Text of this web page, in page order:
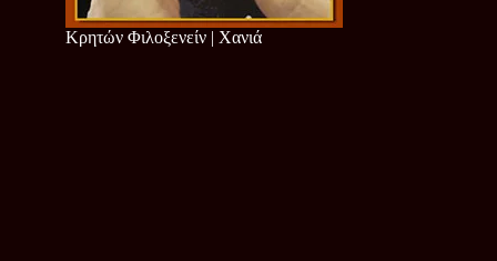
Κρητών Φιλοξενείν | Χανιά